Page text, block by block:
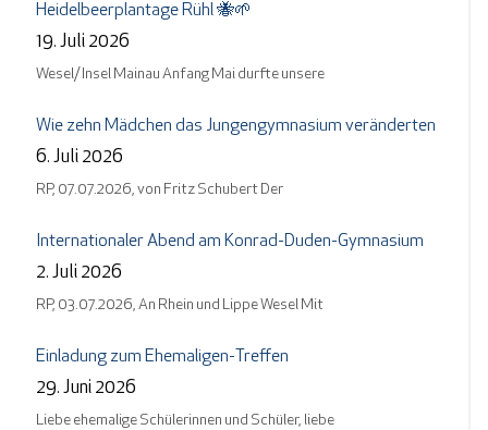
Heidelbeerplantage Rühl 🐝🌱
19. Juli 2026
Wesel/ Insel Mainau Anfang Mai durfte unsere
Wie zehn Mädchen das Jungengymnasium veränderten
6. Juli 2026
RP, 07.07.2026, von Fritz Schubert Der
Internationaler Abend am Konrad-Duden-Gymnasium
2. Juli 2026
RP, 03.07.2026, An Rhein und Lippe Wesel Mit
Einladung zum Ehemaligen-Treffen
29. Juni 2026
Liebe ehemalige Schülerinnen und Schüler, liebe